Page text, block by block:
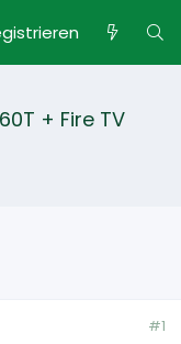
+ Fire TV
#1